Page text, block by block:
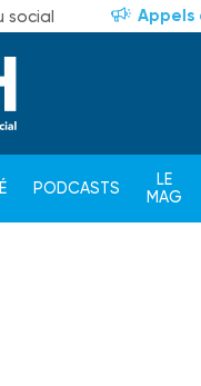
social Appels
PODCASTS
LE
MAG